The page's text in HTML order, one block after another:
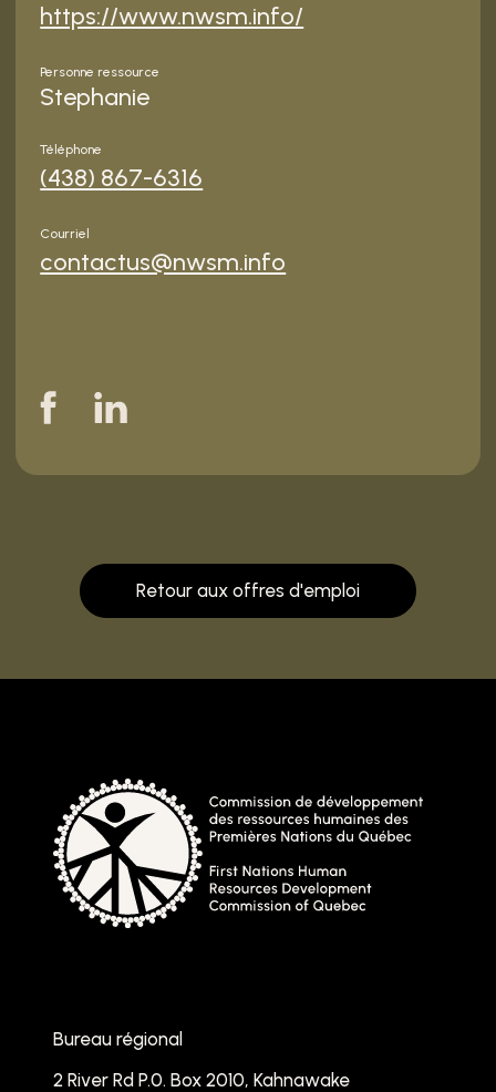
https://www.nwsm.info/
Personne ressource
Stephanie
Téléphone
(438) 867-6316
Courriel
contactus@nwsm.info
Retour aux offres d'emploi
Bureau régional
2 River Rd P.0. Box 2010, Kahnawake